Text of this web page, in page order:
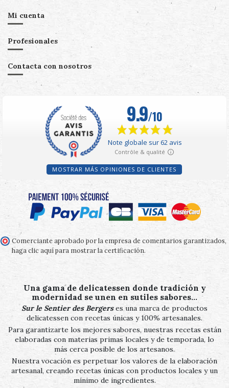
Mi cuenta
Profesionales
Contacta con nosotros
MOSTRAR MÁS OPINIONES DE CLIENTES
Comerciante aprobado por la empresa de comentarios garantizados,
haga clic aquí para mostrar la certificación.
Una gama de delicatessen donde tradición y
modernidad se unen en sutiles sabores…
Sur le Sentier des Bergerses una marca de productos
delicatessen con recetas únicas y 100% artesanales.
Para garantizarte los mejores sabores, nuestras recetas están
elaboradas con materias primas locales y de temporada, lo
más cerca posible de los artesanos.
Nuestra vocación es perpetuar los valores de la elaboración
artesanal, creando recetas únicas con productos locales y un
mínimo de ingredientes.